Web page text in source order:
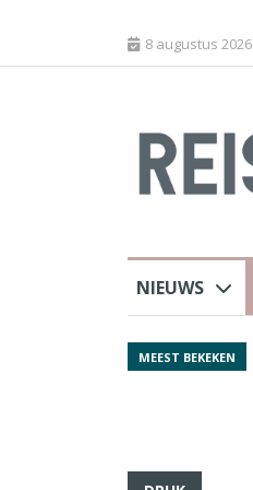
8 augustus 2026
NIEUWS
MEEST BEKEKEN